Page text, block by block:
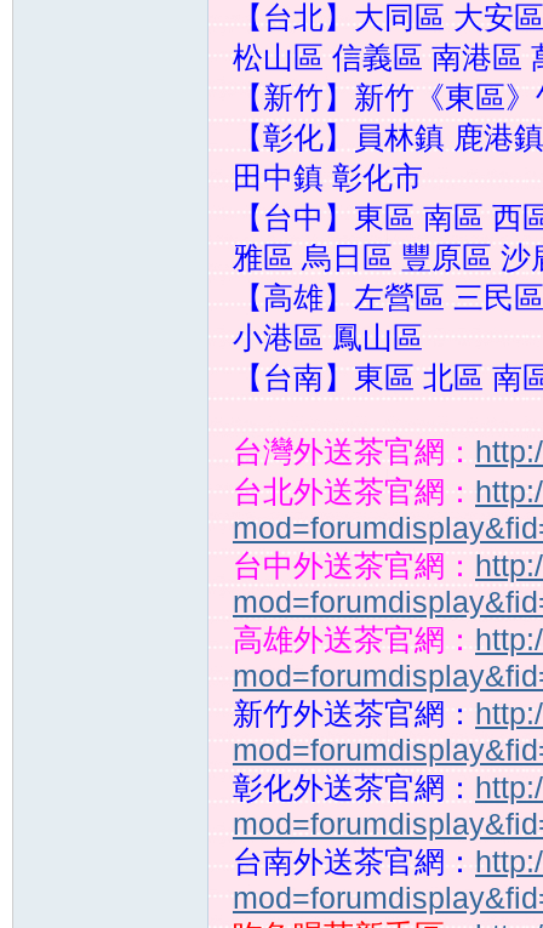
【台北】大同區 大安
松山區 信義區 南港區
【新竹】新竹《東區
【彰化】員林鎮 鹿港
田中鎮 彰化市
【台中】東區 南區
雅區 烏日區 豐原區 沙
【高雄】左營區 三民
小港區 鳳山區
【台南】東區 北區
台灣外送茶官網：
台北外送茶官網：
台中外送茶官網：
高雄外送茶官網：
新竹外送茶官網：
彰化外送茶官網：
台南外送茶官網：